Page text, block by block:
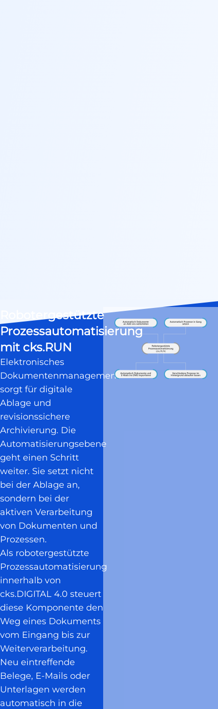
Robotergestützte
Prozessautomatisierung
mit cks.RUN
Elektronisches
Dokumentenmanagement
sorgt für digitale
Ablage und
revisionssichere
Archivierung. Die
Automatisierungsebene
geht einen Schritt
weiter. Sie setzt nicht
bei der Ablage an,
sondern bei der
aktiven Verarbeitung
von Dokumenten und
Prozessen.
Als robotergestützte
Prozessautomatisierung
innerhalb von
cks.DIGITAL 4.0 steuert
diese Komponente den
Weg eines Dokuments
vom Eingang bis zur
Weiterverarbeitung.
Neu eintreffende
Belege, E-Mails oder
Unterlagen werden
automatisch in die